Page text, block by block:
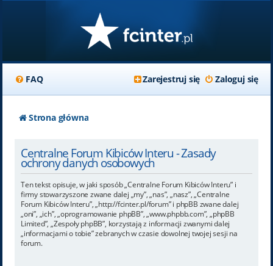
FAQ Zaloguj się
Zarejestruj się
Strona główna
Centralne Forum Kibiców Interu - Zasady
ochrony danych osobowych
Ten tekst opisuje, w jaki sposób „Centralne Forum Kibiców Interu” i
firmy stowarzyszone zwane dalej „my”, „nas”, „nasz”, „Centralne
Forum Kibiców Interu”, „http://fcinter.pl/forum” i phpBB zwane dalej
„oni”, „ich”, „oprogramowanie phpBB”, „www.phpbb.com”, „phpBB
Limited”, „Zespoły phpBB”, korzystają z informacji zwanymi dalej
„informacjami o tobie” zebranych w czasie dowolnej twojej sesji na
forum.